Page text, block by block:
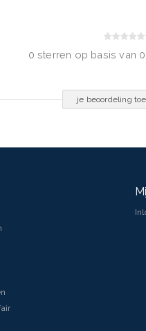
0 sterren op basis van
je beoordeling